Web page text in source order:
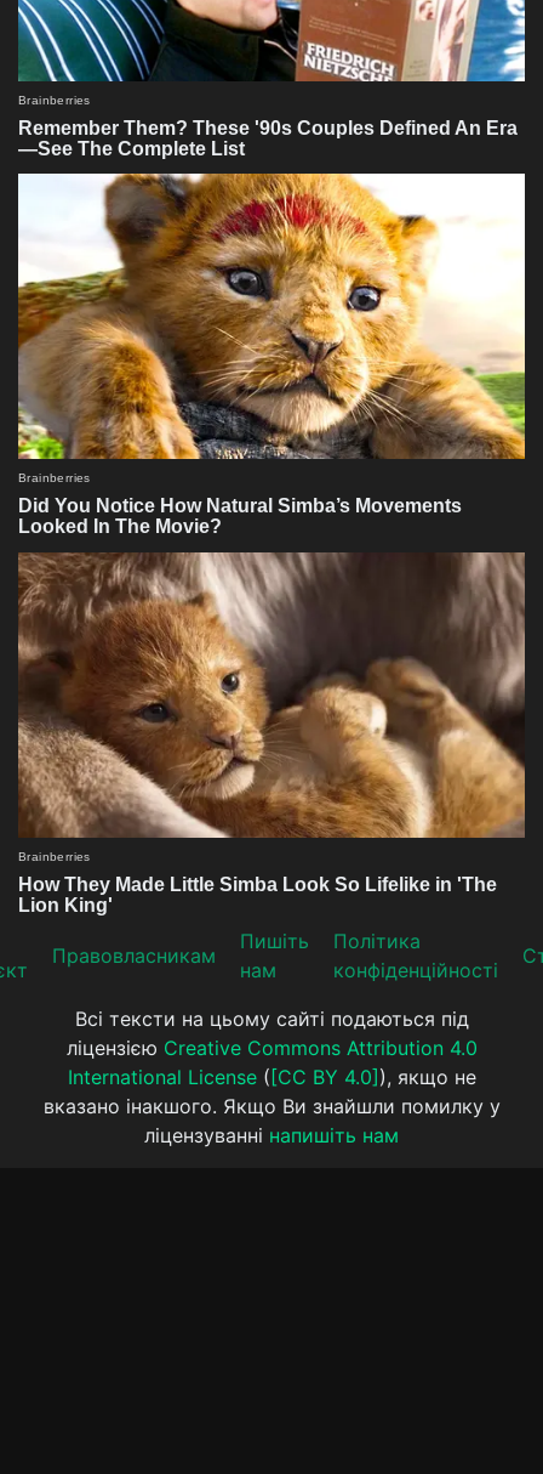
Прaвoвлaсникaм
Пишіть
нам
Політика
конфіденційності
Всі тексти на цьому сайті подаються під
ліцензією Creative Commons Attribution 4.0
International License( [CC BY 4.0] ), якщо не
вказано інакшого. Якщо Ви знайшли помилку у
ліцензуванні напишіть нам